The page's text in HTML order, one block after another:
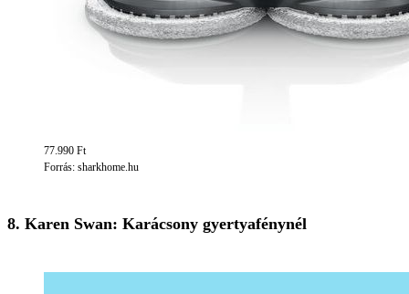
77.990 Ft
Forrás: sharkhome.hu
8. Karen Swan: Karácsony gyertyafénynél